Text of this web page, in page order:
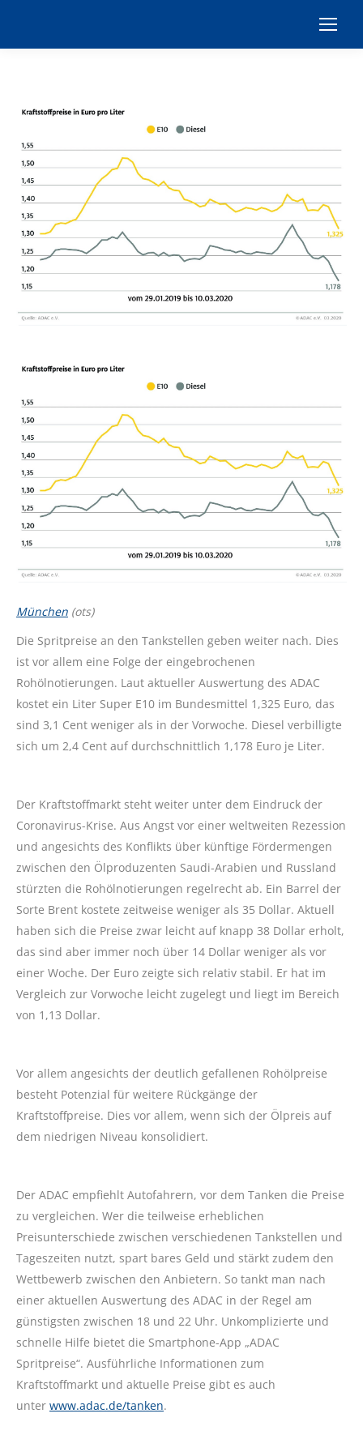
München (ots)
Die Spritpreise an den Tankstellen geben weiter nach. Dies
ist vor allem eine Folge der eingebrochenen
Rohölnotierungen. Laut aktueller Auswertung des ADAC
kostet ein Liter Super E10 im Bundesmittel 1,325 Euro, das
sind 3,1 Cent weniger als in der Vorwoche. Diesel verbilligte
sich um 2,4 Cent auf durchschnittlich 1,178 Euro je Liter.
Der Kraftstoffmarkt steht weiter unter dem Eindruck der
Coronavirus-Krise. Aus Angst vor einer weltweiten Rezession
und angesichts des Konflikts über künftige Fördermengen
zwischen den Ölproduzenten Saudi-Arabien und Russland
stürzten die Rohölnotierungen regelrecht ab. Ein Barrel der
Sorte Brent kostete zeitweise weniger als 35 Dollar. Aktuell
haben sich die Preise zwar leicht auf knapp 38 Dollar erholt,
das sind aber immer noch über 14 Dollar weniger als vor
einer Woche. Der Euro zeigte sich relativ stabil. Er hat im
Vergleich zur Vorwoche leicht zugelegt und liegt im Bereich
von 1,13 Dollar.
Vor allem angesichts der deutlich gefallenen Rohölpreise
besteht Potenzial für weitere Rückgänge der
Kraftstoffpreise. Dies vor allem, wenn sich der Ölpreis auf
dem niedrigen Niveau konsolidiert.
Der ADAC empfiehlt Autofahrern, vor dem Tanken die Preise
zu vergleichen. Wer die teilweise erheblichen
Preisunterschiede zwischen verschiedenen Tankstellen und
Tageszeiten nutzt, spart bares Geld und stärkt zudem den
Wettbewerb zwischen den Anbietern. So tankt man nach
einer aktuellen Auswertung des ADAC in der Regel am
günstigsten zwischen 18 und 22 Uhr. Unkomplizierte und
schnelle Hilfe bietet die Smartphone-App „ADAC
Spritpreise“. Ausführliche Informationen zum
Kraftstoffmarkt und aktuelle Preise gibt es auch
unter www.adac.de/tanken.